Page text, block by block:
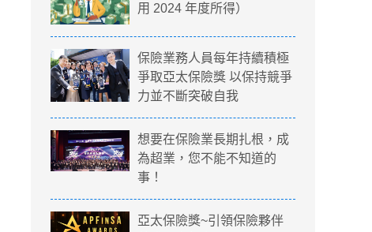
用 2024 年度所得）
保險業務人員每年持續積極
爭取亞太保險獎 以保持競爭
力並不斷突破自我
想要在保險業長期扎根，成
為超業，您不能不知道的
事！
亞太保險獎~引領保險夥伴